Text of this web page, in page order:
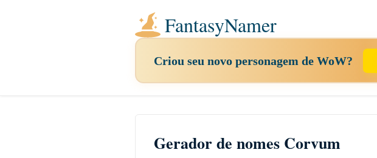
FantasyNamer
Criou seu novo personagem de WoW?
Gerador de nomes Corvum